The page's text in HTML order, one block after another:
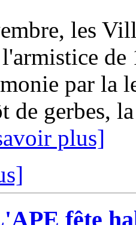
les
par la
de gerbes,
plus]
fête